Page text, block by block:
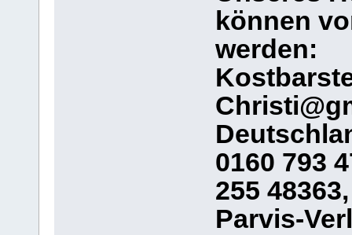
können
werden:
0160 793
255
Parvis-